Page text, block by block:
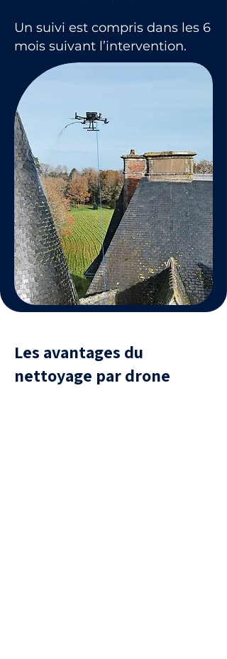
Un suivi est compris dans les 6
mois suivant l’intervention.
Les avantages du
nettoyage par drone